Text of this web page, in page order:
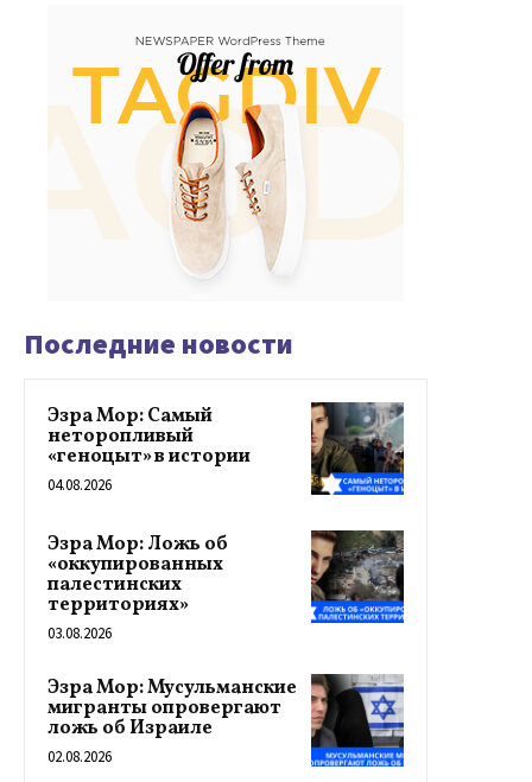
Последние новости
Эзра Мор: Самый
неторопливый
«геноцыт» в истории
04.08.2026
Эзра Мор: Ложь об
«оккупированных
палестинских
территориях»
03.08.2026
Эзра Мор: Мусульманские
мигранты опровергают
ложь об Израиле
02.08.2026